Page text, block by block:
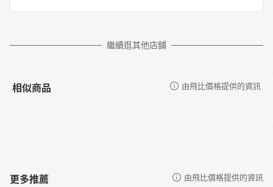
繼續逛其他店舖
相似商品 由飛比價格提供的資訊
更多推薦 由飛比價格提供的資訊